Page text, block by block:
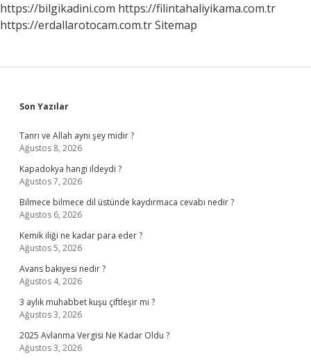
https://bilgikadini.com https://filintahaliyikama.com.tr
https://erdallarotocam.com.trSitemap
Sidebar
Son Yazılar
Tanrı ve Allah aynı şey midir ?
Ağustos 8, 2026
Kapadokya hangi ildeydi ?
Ağustos 7, 2026
Bilmece bilmece dil üstünde kaydırmaca cevabı nedir ?
Ağustos 6, 2026
Kemik iliği ne kadar para eder ?
Ağustos 5, 2026
Avans bakiyesi nedir ?
Ağustos 4, 2026
3 aylık muhabbet kuşu çiftleşir mi ?
Ağustos 3, 2026
2025 Avlanma Vergisi Ne Kadar Oldu ?
Ağustos 3, 2026